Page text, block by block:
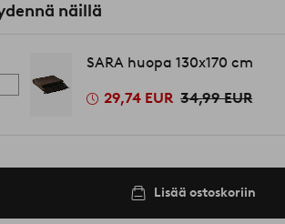
näillä
SARA huopa 130x170 cm
29,74 EUR 34,99 EUR
Lisää ostoskoriin